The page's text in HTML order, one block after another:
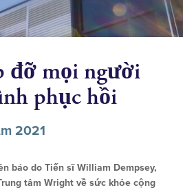
đỡ mọi người
phục hồi
2021
báo do Tiến sĩ William Dempsey,
tâm Wright về sức khỏe cộng